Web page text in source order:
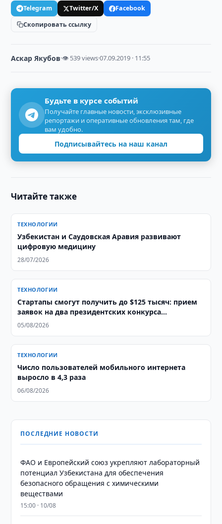
Telegram Twitter/X
Facebook
Скопировать ссылку
Аскар Якубов·👁 539 views·07.09.2019 · 11:55
Будьте в курсе событий
Получайте главные новости, эксклюзивные
репортажи и оперативные обновления там, где
вам удобно.
Подписывайтесь на наш канал
Читайте также
ТЕХНОЛОГИИ
Узбекистан и Саудовская Аравия развивают
цифровую медицину
28/07/2026
ТЕХНОЛОГИИ
Стартапы смогут получить до $125 тысяч: прием
заявок на два президентских конкурса
продолжается
05/08/2026
ТЕХНОЛОГИИ
Число пользователей мобильного интернета
выросло в 4,3 раза
06/08/2026
ПОСЛЕДНИЕ НОВОСТИ
ФАО и Европейский союз укрепляют лабораторный
потенциал Узбекистана для обеспечения
безопасного обращения с химическими
веществами
15:00 · 10/08